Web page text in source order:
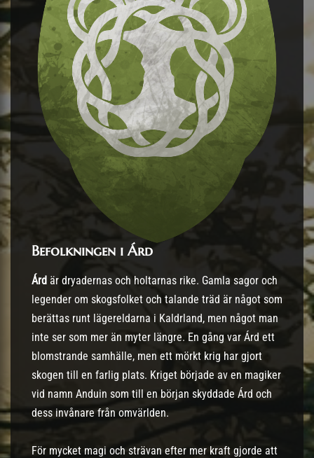
Befolkningen i Árd
Árd är dryadernas och holtarnas rike. Gamla sagor och
legender om skogsfolket och talande träd är något som
berättas runt lägereldarna i Kaldrland, men något man
inte ser som mer än myter längre. En gång var Árd ett
blomstrande samhälle, men ett mörkt krig har gjort
skogen till en farlig plats. Kriget började av en magiker
vid namn Anduin som till en början skyddade Árd och
dess invånare från omvärlden.
För mycket magi och strävan efter mer kraft gjorde att